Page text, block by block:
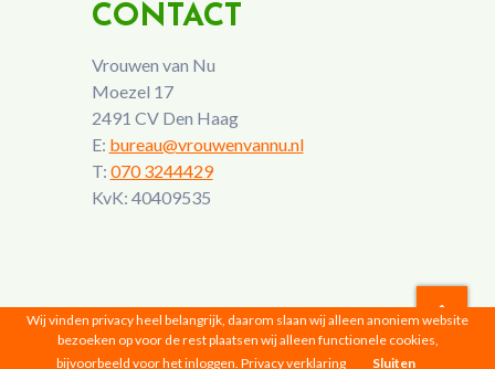
CONTACT
Vrouwen van Nu
Moezel 17
2491 CV Den Haag
E: bureau@vrouwenvannu.nl
T: 070 3244429
KvK: 40409535
Vrouwen van Nu © 2026 |Privacyverklaring
Wij vinden privacy heel belangrijk, daarom slaan wij alleen anoniem website
bezoeken op voor de rest plaatsen wij alleen functionele cookies,
bijvoorbeeld voor het inloggen. Privacy verklaring Sluiten